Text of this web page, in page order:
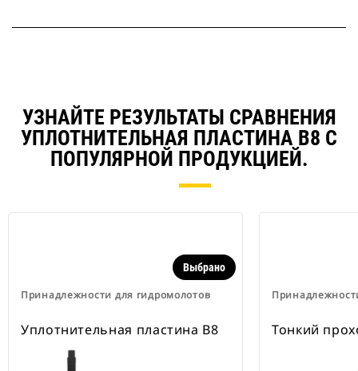
УЗНАЙТЕ РЕЗУЛЬТАТЫ СРАВНЕНИЯ
УПЛОТНИТЕЛЬНАЯ ПЛАСТИНА B8 С
ПОПУЛЯРНОЙ ПРОДУКЦИЕЙ.
Принадлежности для гидромолотов
Выбрано
Уплотнительная пластина B8 Тонкий